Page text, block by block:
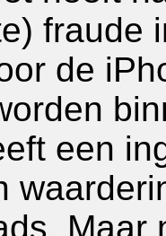
fraude
de
een
Maar